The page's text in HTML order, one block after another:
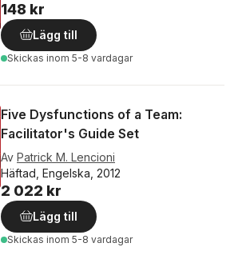
148 kr
Lägg till
Skickas inom 5-8 vardagar
Five Dysfunctions of a Team:
Facilitator's Guide Set
Av Patrick M. Lencioni
Häftad, Engelska, 2012
2 022 kr
Lägg till
Skickas inom 5-8 vardagar